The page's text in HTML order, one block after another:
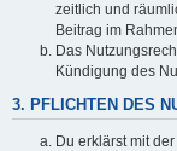
zeitlich und
Beitrag im
Das
Kündigung des
3. PFLICHTEN DES
Du erklärst mit